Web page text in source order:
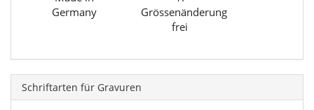
Germany
Grössenänderung
frei
Schriftarten für Gravuren